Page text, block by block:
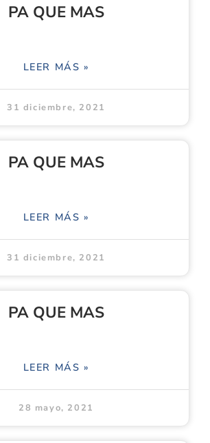
PA QUE MAS
LEER MÁS »
31 diciembre, 2021
PA QUE MAS
LEER MÁS »
31 diciembre, 2021
PA QUE MAS
LEER MÁS »
28 mayo, 2021